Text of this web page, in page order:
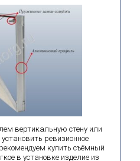
вертикальную стену или
установить ревизионное
купить съёмный
в установке изделие из